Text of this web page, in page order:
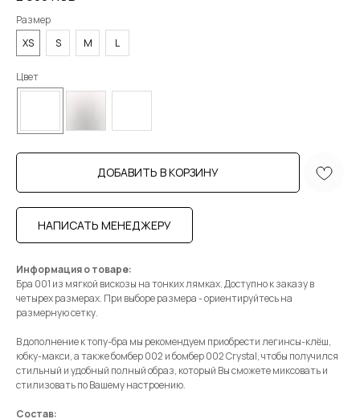
Размер
XS
S M L
Цвет
ДОБАВИТЬ В КОРЗИНУ
НАПИСАТЬ МЕНЕДЖЕРУ
Информация о товаре:
Бра 001 из мягкой вискозы на тонких лямках. Доступно к заказу в
четырех размерах. При выборе размера - ориентируйтесь на
размерную сетку.
В дополнение к топу-бра мы рекомендуем приобрести легинсы-клёш,
юбку-макси, а также бомбер 002 и бомбер 002 Crystal, чтобы получился
стильный и удобный полный образ, который Вы сможете миксовать и
стилизовать по Вашему настроению.
Состав: